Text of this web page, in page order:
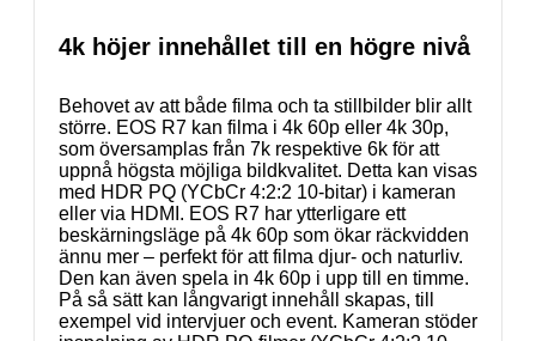
4k höjer innehållet till en högre nivå
Behovet av att både filma och ta stillbilder blir allt
större. EOS R7 kan filma i 4k 60p eller 4k 30p,
som översamplas från 7k respektive 6k för att
uppnå högsta möjliga bildkvalitet. Detta kan visas
med HDR PQ (YCbCr 4:2:2 10-bitar) i kameran
eller via HDMI. EOS R7 har ytterligare ett
beskärningsläge på 4k 60p som ökar räckvidden
ännu mer – perfekt för att filma djur- och naturliv.
Den kan även spela in 4k 60p i upp till en timme.
På så sätt kan långvarigt innehåll skapas, till
exempel vid intervjuer och event. Kameran stöder